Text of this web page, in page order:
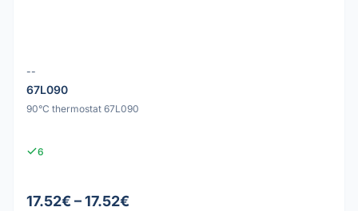
--
67L090
90°C thermostat 67L090
6
17.52€ – 17.52€